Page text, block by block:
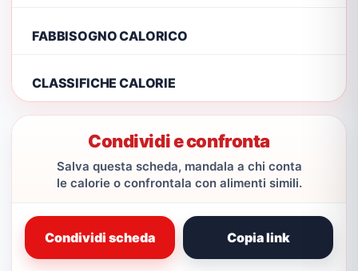
FABBISOGNO CALORICO
CLASSIFICHE CALORIE
Condividi e confronta
Salva questa scheda, mandala a chi conta
le calorie o confrontala con alimenti simili.
Condividi scheda Copia link